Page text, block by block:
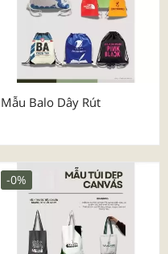
Mẫu Balo Dây Rút
-0%